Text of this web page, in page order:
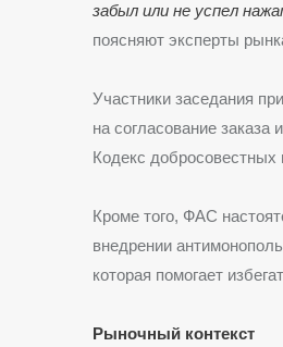
забыл или не успел
поясняют эксперты
Участники заседания
на согласование
Кодекс добросовестных
Кроме того, ФАС
внедрении
которая помогает
Рыночный контекст